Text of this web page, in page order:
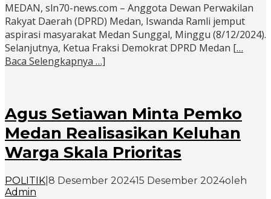
MEDAN, sln70-news.com – Anggota Dewan Perwakilan
Rakyat Daerah (DPRD) Medan, Iswanda Ramli jemput
aspirasi masyarakat Medan Sunggal, Minggu (8/12/2024).
Selanjutnya, Ketua Fraksi Demokrat DPRD Medan […
Baca Selengkapnya …]
Agus Setiawan Minta Pemko
Medan Realisasikan Keluhan
Warga Skala Prioritas
POLITIK 8 Desember 202415 Desember 2024oleh
Admin